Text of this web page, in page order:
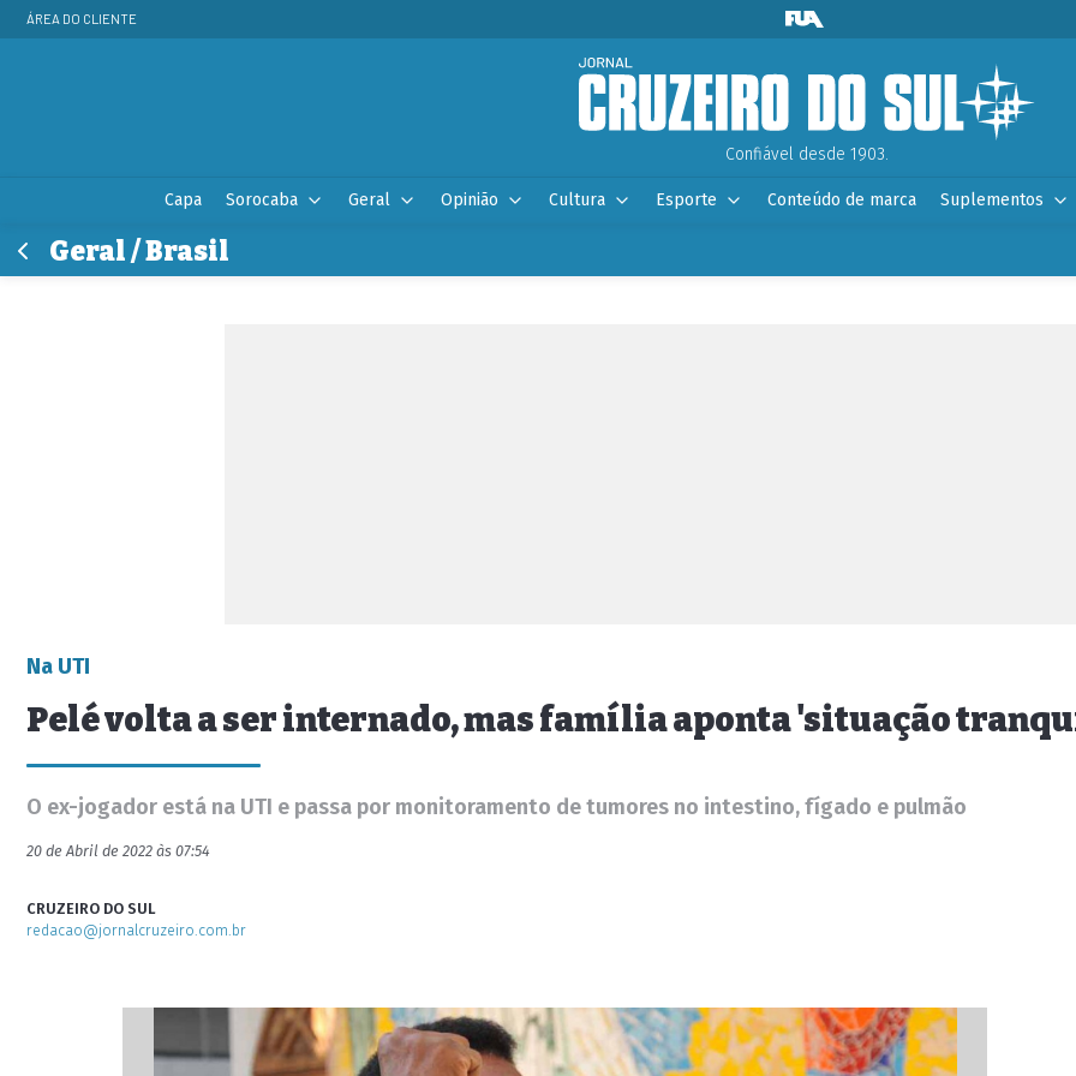
ÁREA DO CLIENTE
Confiável desde 1903.
Capa Sorocaba Geral Opinião Cultura Esporte Conteúdo de marca Suplementos
Geral / Brasil
Na UTI
Pelé volta a ser internado, mas família aponta 'situação
O ex-jogador está na UTI e passa por monitoramento de tumores no intestino, fígado e pulmão
20 de Abril de 2022 às 07:54
CRUZEIRO DO SUL
redacao@jornalcruzeiro.com.br